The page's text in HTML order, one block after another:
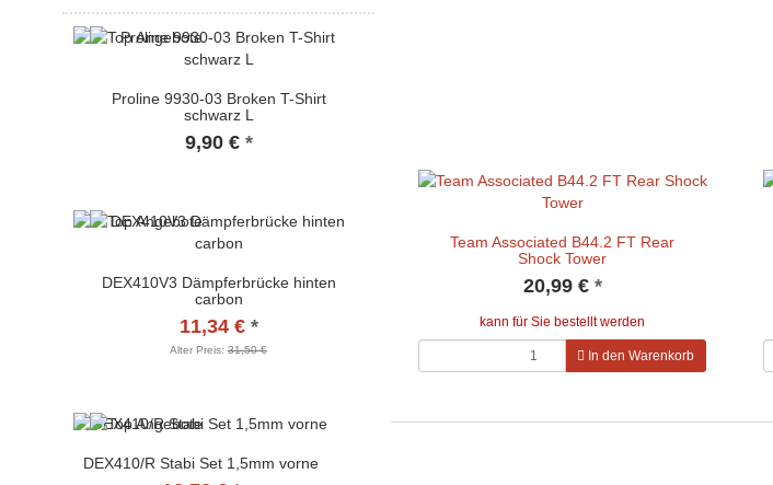
Team Associated B44.2 FT Rear
Shock Tower
20,99 € *
kann für Sie bestellt werden
In den Warenkorb
Proline 9930-03 Broken T-Shirt
schwarz L
9,90 € *
DEX410V3 Dämpferbrücke hinten
carbon
11,34 € *
Alter Preis: 31,50 €
DEX410/R Stabi Set 1,5mm vorne